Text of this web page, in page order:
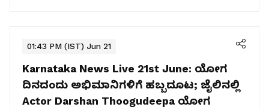
01:43 PM (IST) Jun 21
Karnataka News Live 21st June: ಯೋಗ
ದಿನದಂದು ಅಭಿಮಾನಿಗಳಿಗೆ ಹಬ್ಬದೂಟ; ಜೈಲಿನಲ್ಲಿ
Actor Darshan Thoogudeepa ಯೋಗ